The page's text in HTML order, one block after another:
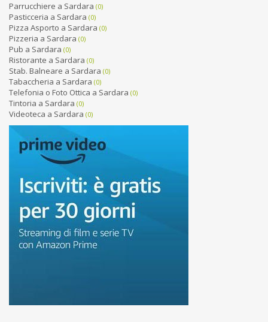
Parrucchiere a Sardara (0)
Pasticceria a Sardara (0)
Pizza Asporto a Sardara (0)
Pizzeria a Sardara (0)
Pub a Sardara (0)
Ristorante a Sardara (0)
Stab. Balneare a Sardara (0)
Tabaccheria a Sardara (0)
Telefonia o Foto Ottica a Sardara (0)
Tintoria a Sardara (0)
Videoteca a Sardara (0)